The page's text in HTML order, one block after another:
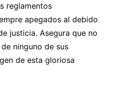
reglamentos
apegados al debido
justicia. Asegura que no
ninguno de sus
de esta gloriosa